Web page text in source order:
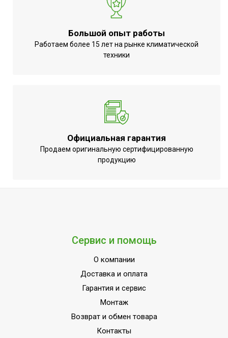
Большой опыт работы
Работаем более 15 лет на рынке климатической
техники
Официальная гарантия
Продаем оригинальную сертифицированную
продукцию
Сервис и помощь
О компании
Доставка и оплата
Гарантия и сервис
Монтаж
Возврат и обмен товара
Контакты